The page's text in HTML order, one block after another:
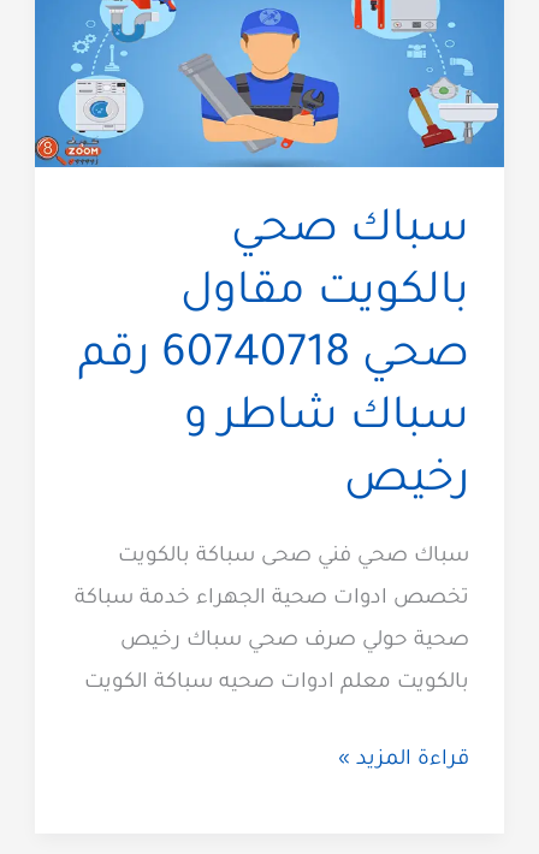
سباك صحي
بالكويت مقاول
صحي 60740718 رقم
سباك شاطر و
رخيص
سباك صحي فني صحى سباكة بالكويت
تخصص ادوات صحية الجهراء خدمة سباكة
صحية حولي صرف صحي سباك رخيص
بالكويت معلم ادوات صحيه سباكة الكويت
سباك
قراءة المزيد »